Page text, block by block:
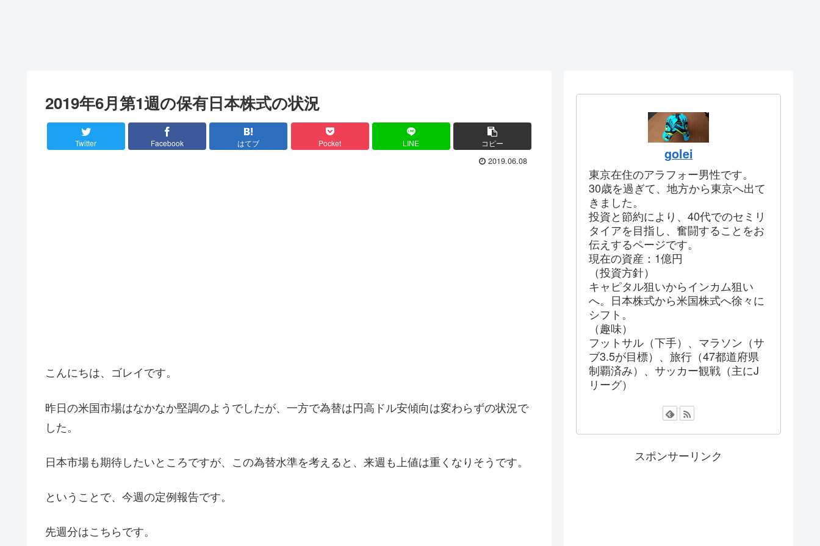
2019年6月第1週の保有日本株式の状況
Twitter Facebook はてブ Pocket LINE コピー
2019.06.08
こんにちは、ゴレイです。
昨日の米国市場はなかなか堅調のようでしたが、一方で為替は円高ドル安傾向は変わらずの状況で
した。
日本市場も期待したいところですが、この為替水準を考えると、来週も上値は重くなりそうです。
ということで、今週の定例報告です。
先週分はこちらです。
golei
東京在住のアラフォー男性です。
30歳を過ぎて、地方から東京へ出て
きました。
投資と節約により、40代でのセミリ
タイアを目指し、奮闘することをお
伝えするページです。
現在の資産：1億円
（投資方針）
キャピタル狙いからインカム狙い
へ。日本株式から米国株式へ徐々に
シフト。
（趣味）
フットサル（下手）、マラソン（サ
ブ3.5が目標）、旅行（47都道府県
制覇済み）、サッカー観戦（主にJ
リーグ）
スポンサーリンク